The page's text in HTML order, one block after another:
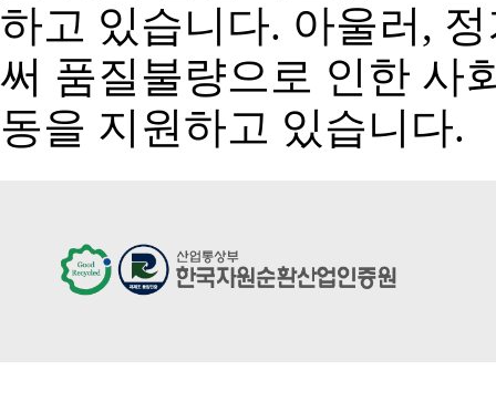
하고 있습니다. 아울러,
써 품질불량으로 인한 사
동을 지원하고 있습니다.